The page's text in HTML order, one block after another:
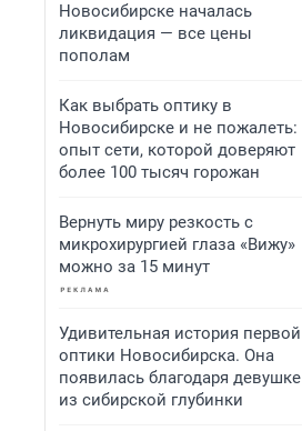
Новосибирске началась
ликвидация — все цены
пополам
Как выбрать оптику в
Новосибирске и не пожалеть:
опыт сети, которой доверяют
более 100 тысяч горожан
Вернуть миру резкость с
микрохирургией глаза «Вижу»
можно за 15 минут
Удивительная история первой
оптики Новосибирска. Она
появилась благодаря девушке
из сибирской глубинки